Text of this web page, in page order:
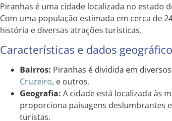
Piranhas é uma cidade localizada no estado
Com uma população estimada em cerca de
história e diversas atrações turísticas.
Características e dados
Bairros: Piranhas é dividida em
Cruzeiro, e outros.
Geografia: A cidade está localizada às
proporciona paisagens deslumbrantes
turistas.